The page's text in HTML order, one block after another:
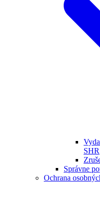
SHR
Správne
Ochrana